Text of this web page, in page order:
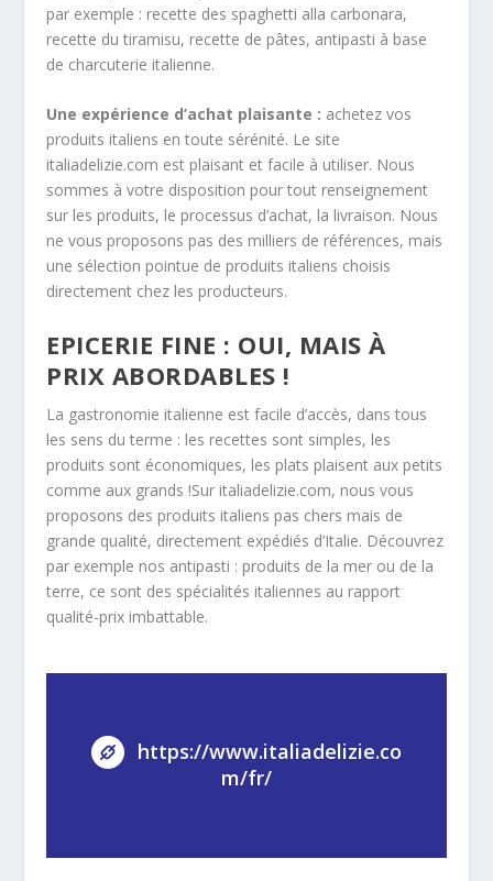
par exemple : recette des spaghetti alla carbonara,
recette du tiramisu, recette de pâtes, antipasti à base
de charcuterie italienne.
Une expérience d’achat plaisante : achetez vos
produits italiens en toute sérénité. Le site
italiadelizie.com est plaisant et facile à utiliser. Nous
sommes à votre disposition pour tout renseignement
sur les produits, le processus d’achat, la livraison. Nous
ne vous proposons pas des milliers de références, mais
une sélection pointue de produits italiens choisis
directement chez les producteurs.
EPICERIE FINE : OUI, MAIS À
PRIX ABORDABLES !
La gastronomie italienne est facile d’accès, dans tous
les sens du terme : les recettes sont simples, les
produits sont économiques, les plats plaisent aux petits
comme aux grands !Sur italiadelizie.com, nous vous
proposons des produits italiens pas chers mais de
grande qualité, directement expédiés d’Italie. Découvrez
par exemple nos antipasti : produits de la mer ou de la
terre, ce sont des spécialités italiennes au rapport
qualité-prix imbattable.
https://www.italiadelizie.co
m/fr/